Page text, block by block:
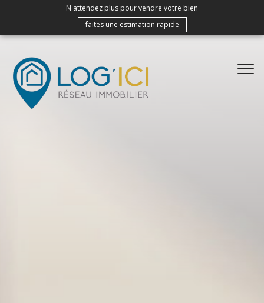
N'attendez plus pour vendre votre bien
faites une estimation rapide